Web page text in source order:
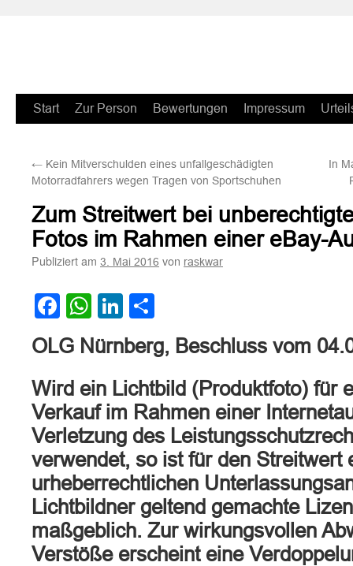
Zum
springen
Start Zur Person Bewertungen Impressum
← Kein Mitverschulden eines unfallgeschädigten
Motorradfahrers wegen Tragen von Sportschuhen
In
Zum Streitwert bei
Fotos im Rahmen einer eBay-
Publiziert am 3. Mai 2016 von raskwar
Facebook
WhatsApp
LinkedIn
OLG Nürnberg, Beschluss vom
Wird ein Lichtbild (Produktfoto) für
Verkauf im Rahmen einer
Verletzung des
verwendet, so ist für den Streitwert
urheberrechtlichen
Lichtbildner geltend gemachte
maßgeblich. Zur wirkungsvollen
Verstöße erscheint eine